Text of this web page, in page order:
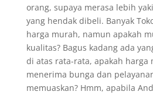
orang, supaya merasa lebih
yang hendak dibeli. Banyak
harga murah, namun apakah
kualitas? Bagus kadang ada
di atas rata-rata, apakah harga
menerima bunga dan
memuaskan? Hmm, apabila